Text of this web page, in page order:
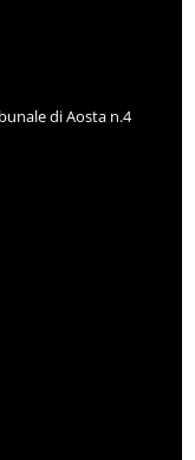
di Aosta n.4